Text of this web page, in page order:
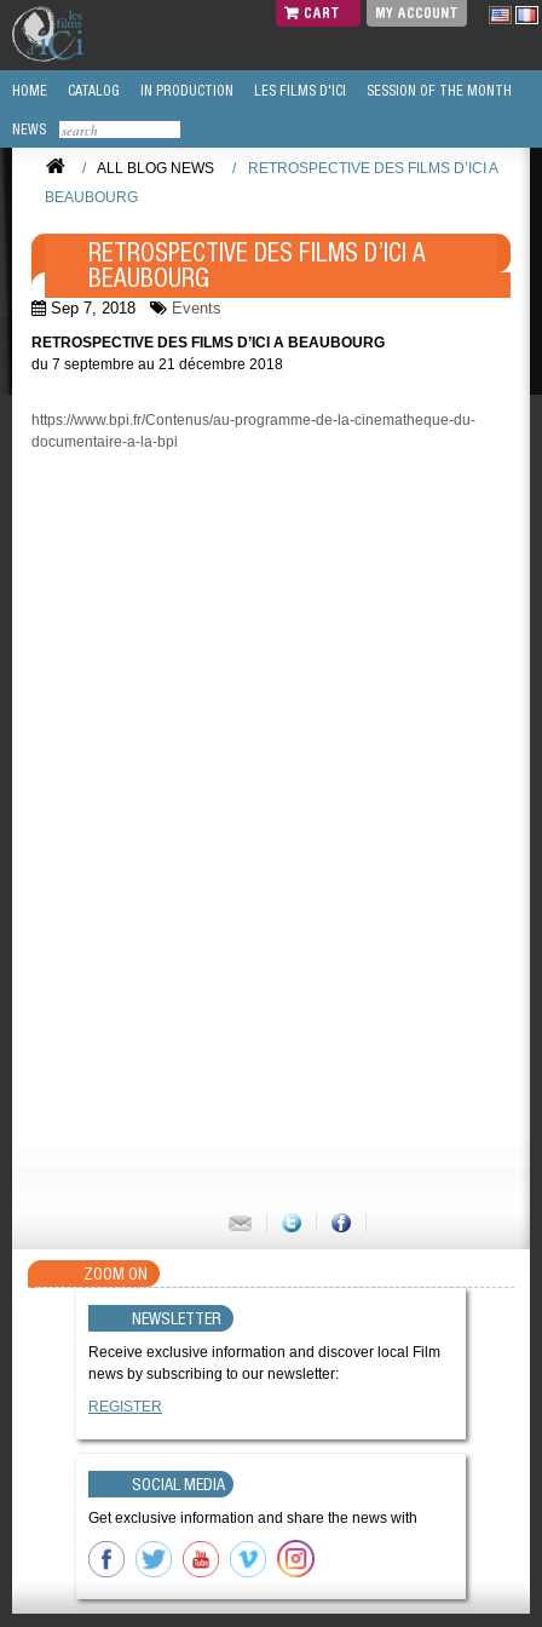
CART MY ACCOUNT
HOME CATALOG IN PRODUCTION LES FILMS D'ICI SESSION OF THE MONTH
NEWS
/ ALL BLOG NEWS /
RETROSPECTIVE DES FILMS D’ICI A
BEAUBOURG
RETROSPECTIVE DES FILMS D’ICI A
BEAUBOURG
Sep 7, 2018 Events
RETROSPECTIVE DES FILMS D’ICI A BEAUBOURG
du 7 septembre au 21 décembre 2018
https://www.bpi.fr/Contenus/au-programme-de-la-cinematheque-du-
documentaire-a-la-bpi
ZOOM ON
NEWSLETTER
Receive exclusive information and discover local Film
news by subscribing to our newsletter:
REGISTER
SOCIAL MEDIA
Get exclusive information and share the news with